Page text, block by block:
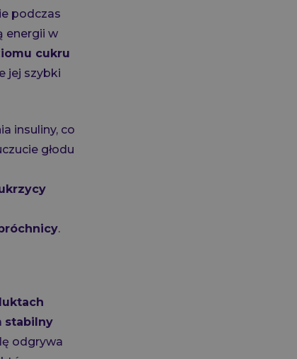
podczas
energii w
cukru
jej szybki
insuliny, co
głodu
.
stabilny
odgrywa